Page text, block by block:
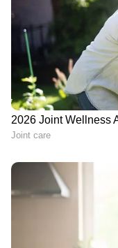
മൃഗങ്ങളോടുള്ള
മൃഗസ്നേഹി
അതേസമയം
ബന്ദികളാക്കി
ചിലര്‍ ചോദ്യം